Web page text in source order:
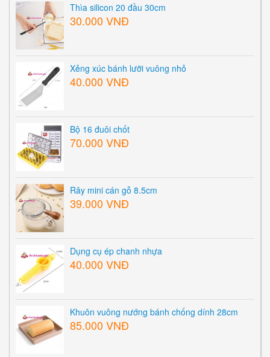
Thìa silicon 20 đầu 30cm
30.000 VNĐ
Xẻng xúc bánh lưỡi vuông nhỏ
40.000 VNĐ
Bộ 16 đuôi chốt
70.000 VNĐ
Rây mini cán gỗ 8.5cm
39.000 VNĐ
Dụng cụ ép chanh nhựa
40.000 VNĐ
Khuôn vuông nướng bánh chống dính 28cm
85.000 VNĐ